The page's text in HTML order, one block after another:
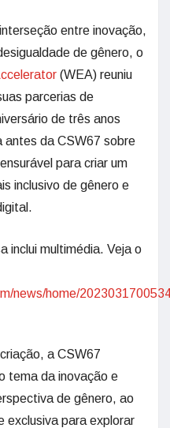
entre inovação,
de gênero, o
(WEA) reuniu
parcerias de
de três anos
antes da CSW67 sobre
para criar um
inclusivo de gênero e
inclui multimédia. Veja o
news/home/
a CSW67
tema da inovação e
de gênero, ao
exclusiva para explorar